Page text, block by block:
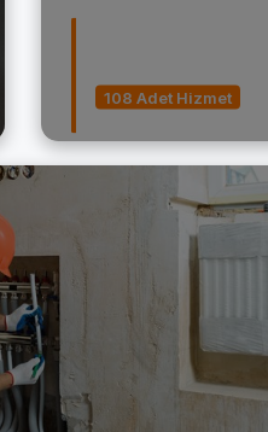
108 Adet Hizmet